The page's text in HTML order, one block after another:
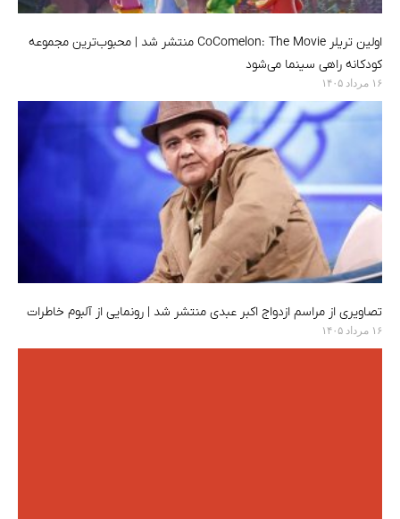
اولین تریلر CoComelon: The Movie منتشر شد | محبوب‌ترین مجموعه
کودکانه راهی سینما می‌شود
۱۶ مرداد ۱۴۰۵
تصاویری از مراسم ازدواج اکبر عبدی منتشر شد | رونمایی از آلبوم خاطرات
۱۶ مرداد ۱۴۰۵